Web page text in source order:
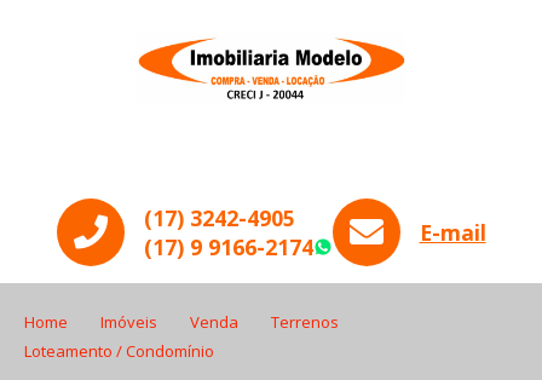
(17) 3242-4905
(17) 9 9166-2174
WhatsApp
E-mail
Home Imóveis Venda
Terrenos
Loteamento / Condomínio